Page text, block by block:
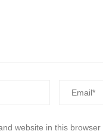
website in this